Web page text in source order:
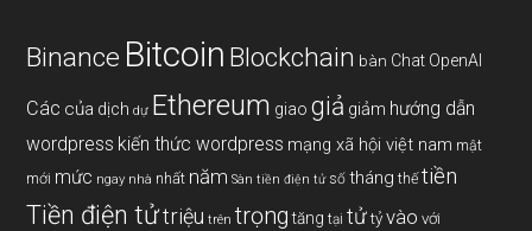
Binance Bitcoin Blockchain bàn Chat OpenAI
Các của dịch dự Ethereum giao giả giảm hướng dẫn
wordpress kiến thức wordpress mạng xã hội việt nam mật
mới mức ngay nhà nhất năm Sàn tiền điện tử số tháng thế tiền
Tiền điện tửtriệu trên trọng tăng tại tử tỷ vào với